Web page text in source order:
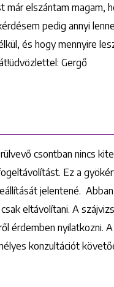
már elszántam magam,
pedig annyi
és hogy mennyire
Gergő
csontban nincs
Ez a
jelentené.
eltávolítani. A
érdemben nyilatkozni.
konzultációt